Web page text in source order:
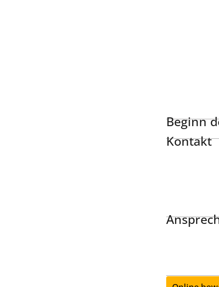
Beginn
Kontakt